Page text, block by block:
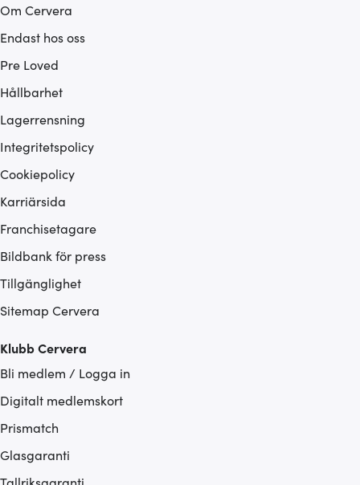
Om Cervera
Endast hos oss
Pre Loved
Hållbarhet
Lagerrensning
Integritetspolicy
Cookiepolicy
Karriärsida
Franchisetagare
Bildbank för press
Tillgänglighet
Sitemap Cervera
Klubb Cervera
Bli medlem / Logga in
Digitalt medlemskort
Prismatch
Glasgaranti